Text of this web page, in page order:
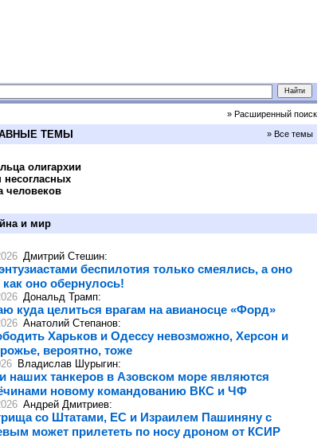
» Расширенный поиск
ТЕМЫ » Все темы
олигархии
человеков
и мир
Дмитрий Стешин:
беспилотия только смеялись, а оно
как оно обернулось!
Дональд Трамп:
куда целиться врагам на авианосце «Форд»
Анатолий Степанов:
Харьков и Одессу невозможно, Херсон и
вероятно, тоже
Владислав Шурыгин:
наших танкеров в Азовском море являются
новому командованию ВКС и ЧФ
Андрей Дмитриев:
со Штатами, ЕС и Израилем Пашиняну с
может прилететь по носу дроном от КСИР